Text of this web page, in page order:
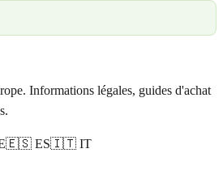
Informations légales, guides d'achat
🇪🇸 ES🇮🇹 IT